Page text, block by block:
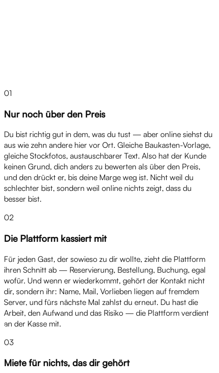
01
Nur noch über den Preis
Du bist richtig gut in dem, was du tust — aber online siehst du
aus wie zehn andere hier vor Ort. Gleiche Baukasten-Vorlage,
gleiche Stockfotos, austauschbarer Text. Also hat der Kunde
keinen Grund, dich anders zu bewerten als über den Preis,
und den drückt er, bis deine Marge weg ist. Nicht weil du
schlechter bist, sondern weil online nichts zeigt, dass du
besser bist.
02
Die Plattform kassiert mit
Für jeden Gast, der sowieso zu dir wollte, zieht die Plattform
ihren Schnitt ab — Reservierung, Bestellung, Buchung, egal
wofür. Und wenn er wiederkommt, gehört der Kontakt nicht
dir, sondern ihr: Name, Mail, Vorlieben liegen auf fremdem
Server, und fürs nächste Mal zahlst du erneut. Du hast die
Arbeit, den Aufwand und das Risiko — die Plattform verdient
an der Kasse mit.
03
Miete für nichts, das dir gehört